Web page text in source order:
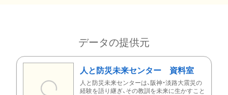
データの提供元
人と防災未来センター 資料室
人と防災未来センターは、阪神・淡路大震災の
経験を語り継ぎ、その教訓を未来に生かすこと